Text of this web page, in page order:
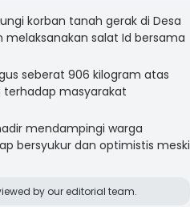
korban tanah gerak di Desa
melaksanakan salat Id bersama
seberat 906 kilogram atas
terhadap masyarakat
mendampingi warga
bersyukur dan optimistis meski
by our editorial team.